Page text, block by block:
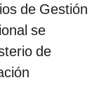
de Gestión
se
de